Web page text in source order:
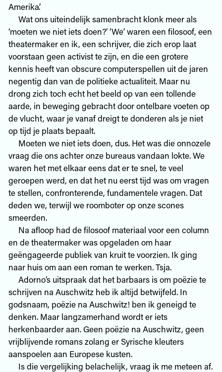
Amerika’.
Wat ons uiteindelijk samenbracht klonk meer als
‘moeten we niet iets doen?’ ‘We’ waren een filosoof, een
theatermaker en ik, een schrijver, die zich erop laat
voorstaan geen activist te zijn, en die een grotere
kennis heeft van obscure computerspellen uit de jaren
negentig dan van de politieke actualiteit. Maar nu
drong zich toch echt het beeld op van een tollende
aarde, in beweging gebracht door ontelbare voeten op
de vlucht, waar je vanaf dreigt te donderen als je niet
op tijd je plaats bepaalt.
Moeten we niet iets doen, dus. Het was die onnozele
vraag die ons achter onze bureaus vandaan lokte. We
waren het met elkaar eens dat er te snel, te veel
geroepen werd, en dat het nu eerst tijd was om vragen
te stellen, confronterende, fundamentele vragen. Dat
deden we, terwijl we roomboter op onze scones
smeerden.
Na afloop had de filosoof materiaal voor een column
en de theatermaker was opgeladen om haar
geëngageerde publiek van kruit te voorzien. Ik ging
naar huis om aan een roman te werken. Tsja.
Adorno’s uitspraak dat het barbaars is om poëzie te
schrijven na Auschwitz heb ik altijd betwijfeld. In
godsnaam, poëzie na Auschwitz! ben ik geneigd te
denken. Maar langzamerhand wordt er iets
herkenbaarder aan. Geen poëzie na Auschwitz, geen
vrijblijvende romans zolang er Syrische kleuters
aanspoelen aan Europese kusten.
Is die vergelijking belachelijk, vraag ik me meteen af.